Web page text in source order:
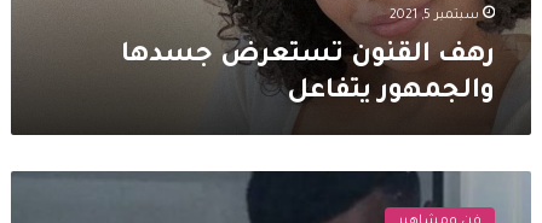
سبتمبر 5, 2021
رهف القنون تستعرض جسدها
والجمهور يتفاعل
القنون